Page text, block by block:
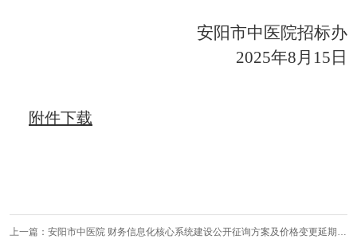
安阳市中 医院招标办
2025年8月 15 日
附件下载
上一篇： 安阳市中医院 财务信息化核心系统建设公开征询方案及价格变更延期 的公告